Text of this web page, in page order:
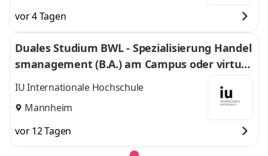
vor 4 Tagen
Duales Studium BWL - Spezialisierung Handel
smanagement (B.A.) am Campus oder virtuel
l
IU Internationale Hochschule
Mannheim
vor 12 Tagen